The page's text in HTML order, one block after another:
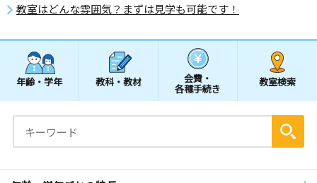
教室はどんな雰囲気？まずは見学も可能です！
年齢・学年 教科・教材 会費・
各種手続き
教室検索